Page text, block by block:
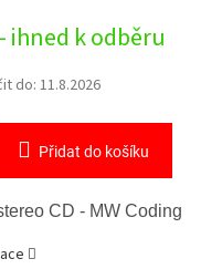
ihned k odběru
do: 11.8.2026
Přidat do košíku
CD - MW Coding